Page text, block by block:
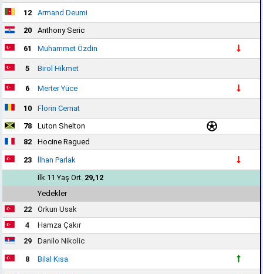
12
Armand Deumi
20
Anthony Seric
61 Muhammet Özdin
5 Birol Hikmet
6 Merter Yüce
10
Florin Cernat
78
Luton Shelton
82
Hocine Ragued
23
İlhan Parlak
İlk 11 Yaş Ort. 29,12
Yedekler
22
Orkun Usak
4
Hamza Çakır
29
Danilo Nikolic
8 Bilal Kısa